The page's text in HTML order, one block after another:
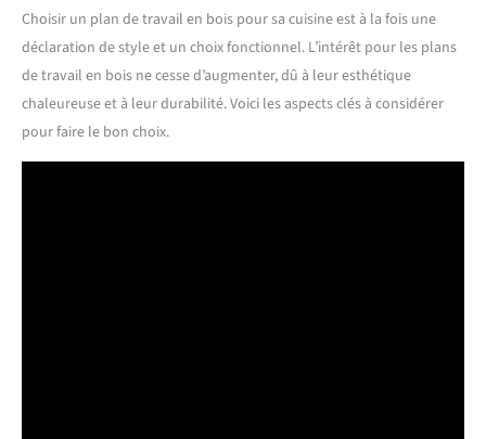
Choisir un plan de travail en bois pour sa cuisine est à la fois une
déclaration de style et un choix fonctionnel. L’intérêt pour les plans
de travail en bois ne cesse d’augmenter, dû à leur esthétique
chaleureuse et à leur durabilité. Voici les aspects clés à considérer
pour faire le bon choix.